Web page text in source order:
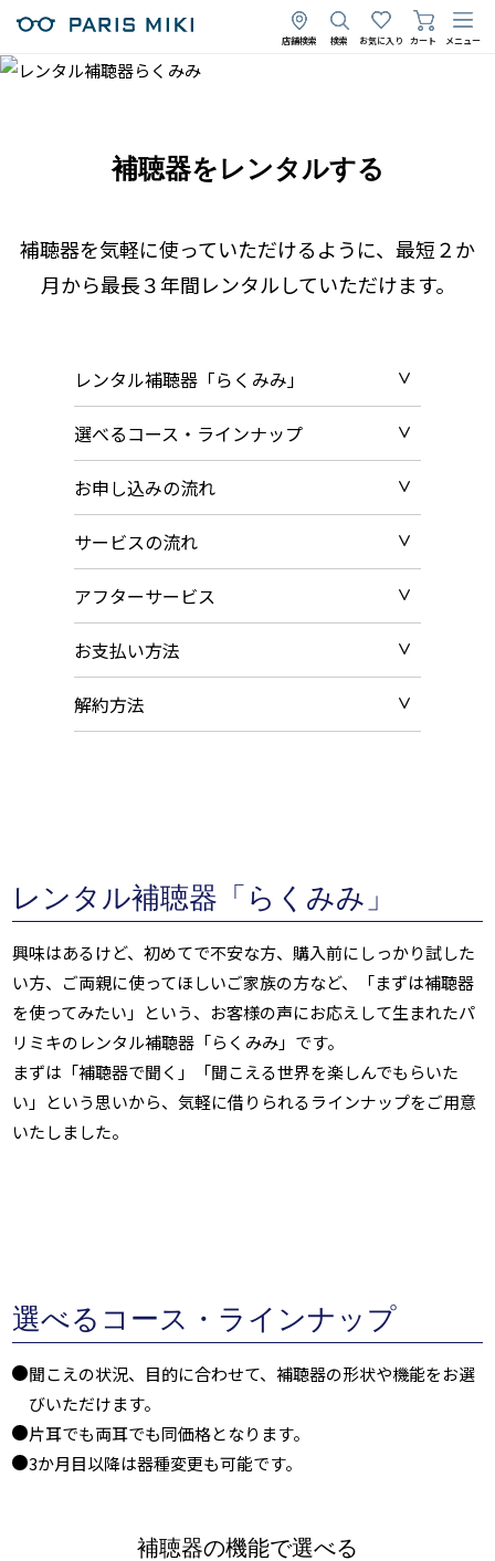
店舗検索 検索 お気に入り カート メニュー
補聴器をレンタルする
補聴器を気軽に使っていただけるように、最短２か
月から最長３年間レンタルしていただけます。
レンタル補聴器「らくみみ」
選べるコース・ラインナップ
お申し込みの流れ
サービスの流れ
アフターサービス
お支払い方法
解約方法
レンタル補聴器「らくみみ」
興味はあるけど、初めてで不安な方、購入前にしっかり試した
い方、ご両親に使ってほしいご家族の方など、「まずは補聴器
を使ってみたい」という、お客様の声にお応えして生まれたパ
リミキのレンタル補聴器「らくみみ」です。
まずは「補聴器で聞く」「聞こえる世界を楽しんでもらいた
い」という思いから、気軽に借りられるラインナップをご用意
いたしました。
選べるコース・ラインナップ
聞こえの状況、目的に合わせて、補聴器の形状や機能をお選
びいただけます。
片耳でも両耳でも同価格となります。
3か月目以降は器種変更も可能です。
補聴器の機能で選べる